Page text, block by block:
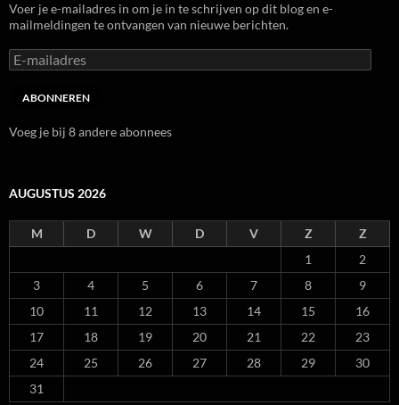
Voer je e-mailadres in om je in te schrijven op dit blog en e-
mailmeldingen te ontvangen van nieuwe berichten.
E-
mailadres
ABONNEREN
Voeg je bij 8 andere abonnees
AUGUSTUS 2026
M D W D V Z
Z
1
2
3
4 5 6 7 8
9
10
11 12 13 14 15
16
17
18 19 20 21 22
23
24
25 26 27 28 29
30
31